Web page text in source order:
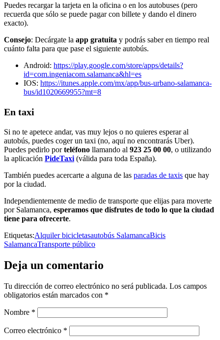
Puedes recargar la tarjeta en la oficina o en los autobuses (pero
recuerda que sólo se puede pagar con billete y dando el dinero
exacto).
Consejo: Decárgate la app gratuita y podrás saber en tiempo real
cuánto falta para que pase el siguiente autobús.
Android: https://play.google.com/store/apps/details?
id=com.ingeniacom.salamanca&hl=es
IOS: https://itunes.apple.com/mx/app/bus-urbano-salamanca-
bus/id1020669955?mt=8
En taxi
Si no te apetece andar, vas muy lejos o no quieres esperar al
autobús, puedes coger un taxi (no, aquí no encontrarás Uber).
Puedes pedirlo porteléfono llamando al 923 25 00 00, o utilizando
la aplicación PideTaxi (válida para toda España).
También puedes acercarte a alguna de las paradas de taxis que hay
por la ciudad.
Independientemente de medio de transporte que elijas para moverte
por Salamanca, esperamos que disfrutes de todo lo que la ciudad
tiene para ofrecerte.
Etiquetas:Alquiler bicicletasautobús SalamancaBicis
SalamancaTransporte público
Deja un comentario
Tu dirección de correo electrónico no será publicada. Los campos
obligatorios están marcados con *
Nombre *
Correo electrónico *